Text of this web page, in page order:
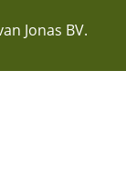
Jonas BV.